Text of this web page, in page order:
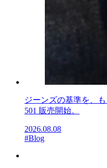
ジーンズの基準を、も
501 販売開始。
2026.08.08
#Blog